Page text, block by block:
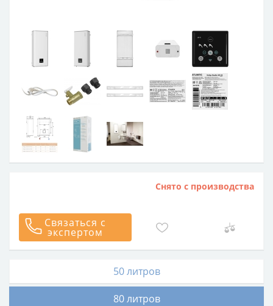
Снято с производства
Связаться с
экспертом
50 литров
80 литров